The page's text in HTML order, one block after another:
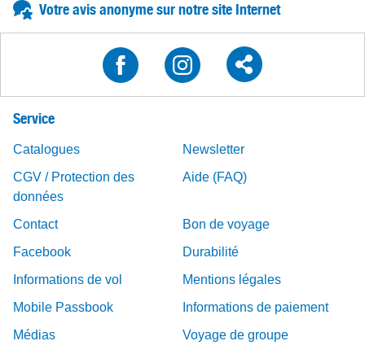
Votre avis anonyme sur notre site Internet
Service
Catalogues
Newsletter
CGV / Protection des
données
Aide (FAQ)
Contact
Bon de voyage
Facebook
Durabilité
Informations de vol
Mentions légales
Mobile Passbook
Informations de paiement
Médias
Voyage de groupe